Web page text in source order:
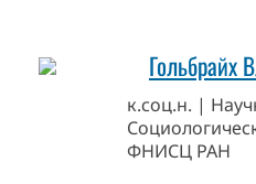
Гольбрайх
к.соц.н. |
ФНИСЦ РАН